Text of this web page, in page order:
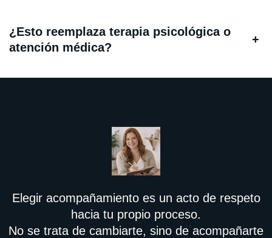
¿Esto reemplaza terapia psicológica o
atención médica?
+
Elegir acompañamiento es un acto de respeto
hacia tu propio proceso.
No se trata de cambiarte, sino de acompañarte